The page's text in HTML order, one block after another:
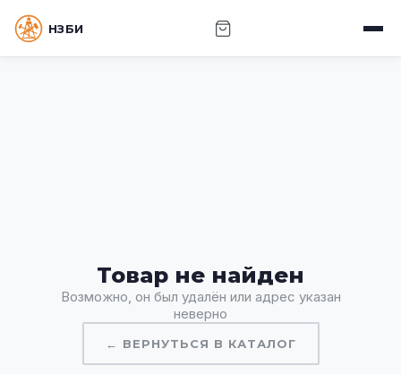
Товар не найден
Возможно, он был удалён или адрес указан
неверно
← ВЕРНУТЬСЯ В КАТАЛОГ